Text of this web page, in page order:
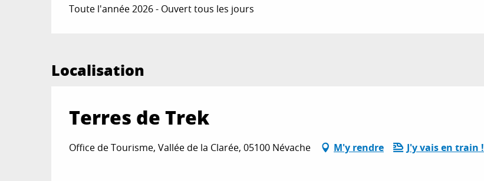
Toute l'année 2026 - Ouvert tous les jours
Localisation
Terres de Trek
Office de Tourisme, Vallée de la Clarée, 05100 Névache M'y rendre J'y vais en train !